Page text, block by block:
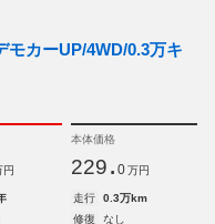
モカーUP/4WD/0.3万キ
円
本体価格
229. 0 万円
走行
0.3万km
修復
なし